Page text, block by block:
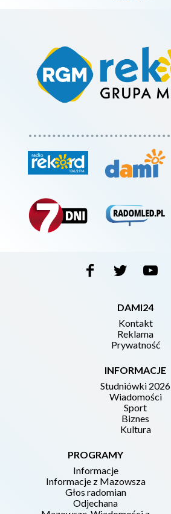
DAMI24
Kontakt
Reklama
Prywatność
INFORMACJE
Studniówki 2026
Wiadomości
Sport
Biznes
Kultura
PROGRAMY
Informacje
Informacje z Mazowsza
Głos radomian
Odjechana